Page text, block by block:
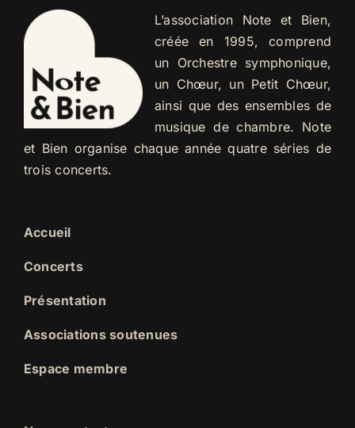
L’association Note et Bien,
créée en 1995, comprend
un Orchestre symphonique,
un Chœur, un Petit Chœur,
ainsi que des ensembles de
musique de chambre. Note
et Bien organise chaque année quatre séries de
trois concerts.
Accueil
Concerts
Présentation
Associations soutenues
Espace membre